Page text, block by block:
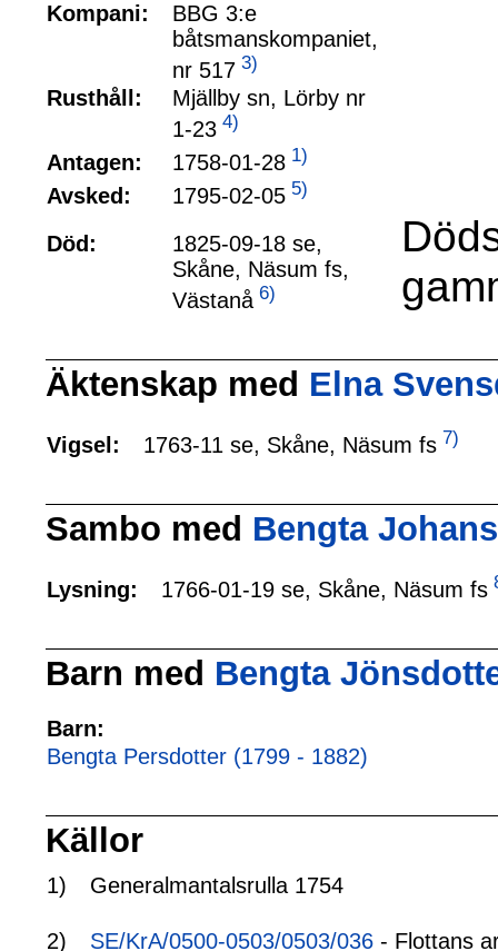
Kompani:
BBG 3:e
båtsmanskompaniet,
nr 517 3)
Rusthåll:
Mjällby sn, Lörby nr
1-23 4)
Antagen: 1758-01-28 1)
Avsked: 1795-02-05 5)
Död:
1825-09-18 se,
Skåne, Näsum fs,
Västanå 6)
Äktenskap med Elna
Vigsel: 1763-11 se, Skåne, Näsum fs 7)
Sambo med Bengta
Lysning: 1766-01-19 se, Skåne, Näsum fs
Barn med Bengta
Barn:
Bengta Persdotter (1799 - 1882)
Källor
1) Generalmantalsrulla 1754
2) SE/KrA/0500-0503/0503/036 - Flottans